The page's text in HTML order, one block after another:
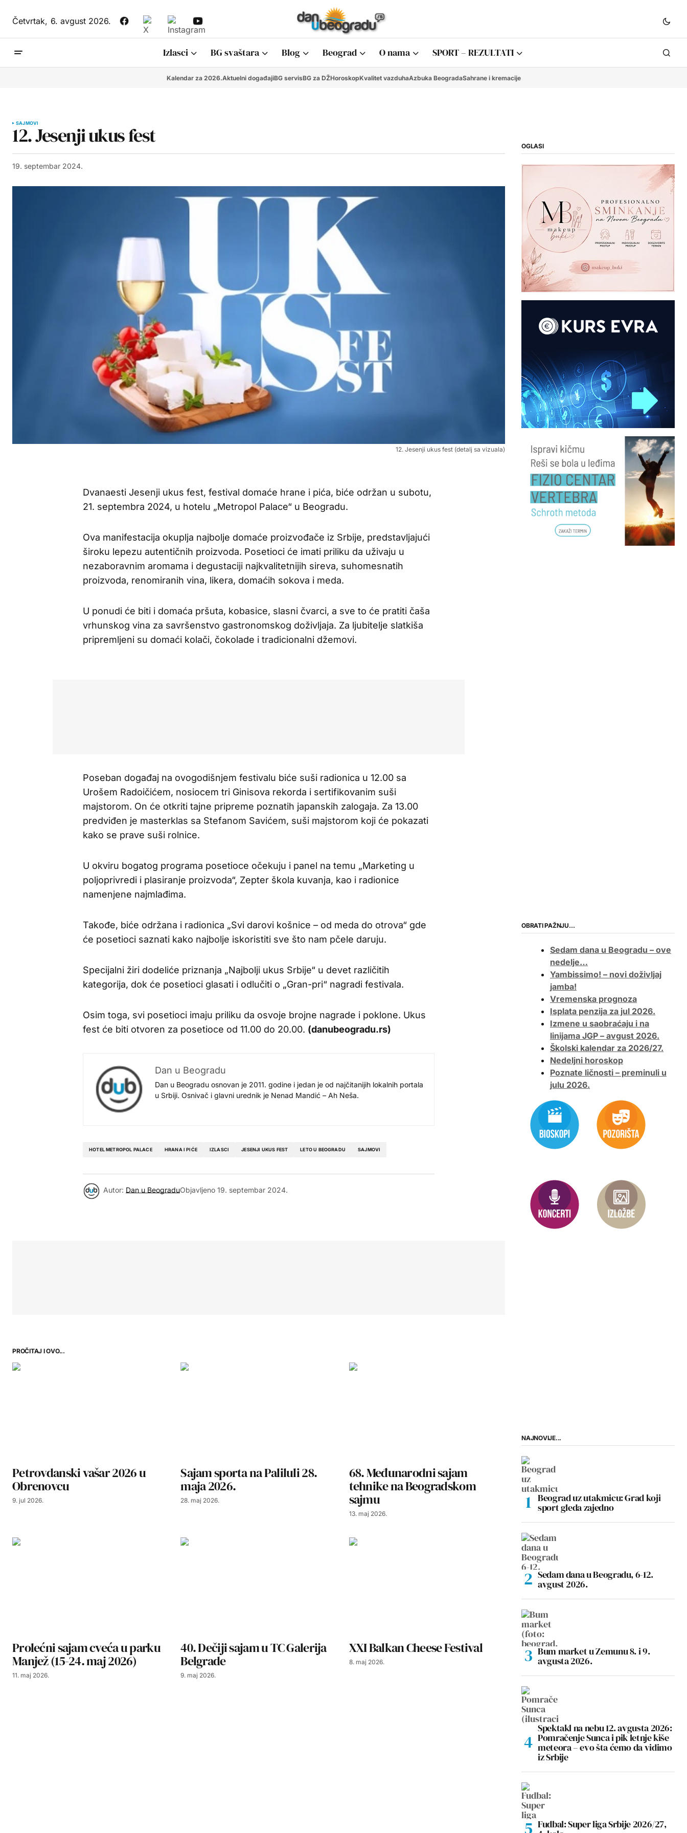
Četvrtak,6. avgust 2026.
Izlasci BG svaštara Blog Beograd O nama SPORT – REZULTATI
Kalendar za 2026.Aktuelni događajiBG servisBG za DŽHoroskopKvalitet vazduhaAzbuka BeogradaSahrane i kremacije
SAJMOVI
12. Jesenji ukus fest
19. septembar 2024.
12. Jesenji ukus fest (detalj sa vizuala)
Dvanaesti Jesenji ukus fest, festival domaće hrane i pića, biće održan u subotu,
21. septembra 2024, u hotelu „Metropol Palace“ u Beogradu.
Ova manifestacija okuplja najbolje domaće proizvođače iz Srbije, predstavljajući
široku lepezu autentičnih proizvoda. Posetioci će imati priliku da uživaju u
nezaboravnim aromama i degustaciji najkvalitetnijih sireva, suhomesnatih
proizvoda, renomiranih vina, likera, domaćih sokova i meda.
U ponudi će biti i domaća pršuta, kobasice, slasni čvarci, a sve to će pratiti čaša
vrhunskog vina za savršenstvo gastronomskog doživljaja. Za ljubitelje slatkiša
pripremljeni su domaći kolači, čokolade i tradicionalni džemovi.
Poseban događaj na ovogodišnjem festivalu biće suši radionica u 12.00 sa
Urošem Radoičićem, nosiocem tri Ginisova rekorda i sertifikovanim suši
majstorom. On će otkriti tajne pripreme poznatih japanskih zalogaja. Za 13.00
predviđen je masterklas sa Stefanom Savićem, suši majstorom koji će pokazati
kako se prave suši rolnice.
U okviru bogatog programa posetioce očekuju i panel na temu „Marketing u
poljoprivredi i plasiranje proizvoda“, Zepter škola kuvanja, kao i radionice
namenjene najmlađima.
Takođe, biće održana i radionica „Svi darovi košnice – od meda do otrova“ gde
će posetioci saznati kako najbolje iskoristiti sve što nam pčele daruju.
Specijalni žiri dodeliće priznanja „Najbolji ukus Srbije“ u devet različitih
kategorija, dok će posetioci glasati i odlučiti o „Gran-pri“ nagradi festivala.
Osim toga, svi posetioci imaju priliku da osvoje brojne nagrade i poklone. Ukus
fest će biti otvoren za posetioce od 11.00 do 20.00. (danubeogradu.rs)
Dan u Beogradu
Dan u Beogradu osnovan je 2011. godine i jedan je od najčitanijih lokalnih portala
u Srbiji. Osnivač i glavni urednik je Nenad Mandić – Ah Neša.
HOTEL METROPOL PALACE HRANA I PIĆE IZLASCI JESENJI UKUS FEST LETO U BEOGRADU SAJMOVI
Autor: Dan u BeograduObjavljeno 19. septembar 2024.
PROČITAJ I OVO...
Petrovdanski vašar 2026 u
Obrenovcu
9. jul 2026.
Sajam sporta na Paliluli 28.
maja 2026.
28. maj 2026.
68. Međunarodni sajam
tehnike na Beogradskom
sajmu
13. maj 2026.
Prolećni sajam cveća u parku
Manjež (15-24. maj 2026)
11. maj 2026.
40. Dečiji sajam u TC Galerija
Belgrade
9. maj 2026.
XXI Balkan Cheese Festival
8. maj 2026.
OGLASI
OBRATI PAŽNJU…
Sedam dana u Beogradu – ove
nedelje…
Yambissimo! – novi doživljaj
jamba!
Vremenska prognoza
Isplata penzija za jul 2026.
Izmene u saobraćaju i na
linijama JGP – avgust 2026.
Školski kalendar za 2026/27.
Nedeljni horoskop
Poznate ličnosti – preminuli u
julu 2026.
NAJNOVIJE...
Beograd uz utakmicu: Grad koji
sport gleda zajedno
Sedam dana u Beogradu, 6-12.
avgust 2026.
Bum market u Zemunu 8. i 9.
avgusta 2026.
Spektakl na nebu 12. avgusta 2026:
Pomračenje Sunca i pik letnje kiše
meteora – evo šta ćemo da vidimo
iz Srbije
Fudbal: Super liga Srbije 2026/27,